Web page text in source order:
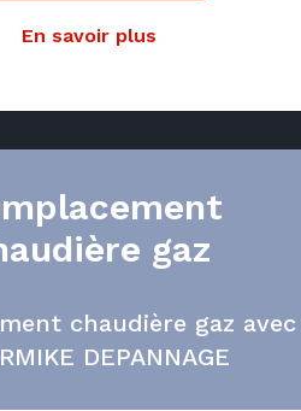
En savoir plus
gaz
chaudière gaz avec
DEPANNAGE